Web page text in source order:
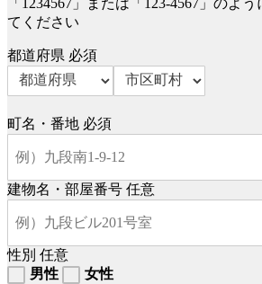
てください
都道府県 必須
町名・番地 必須
建物名・部屋番号 任意
性別 任意
男性
女性